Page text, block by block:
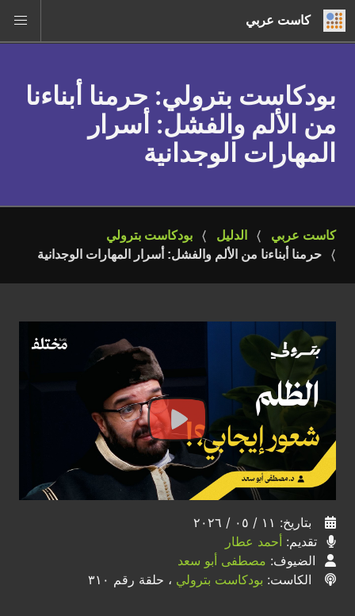
كاست عربي
بودكاست بترولي: حرمنا أبناءنا
من الألم والفشل: أسرار
المهارات الوجدانية
كاست عربي الدليل
بودكاست بترولي
حرمنا أبناءنا من الألم والفشل: أسرار المهارات الوجدانية
بتاريخ: ١١ / ٠٥ / ٢٠٢٦
تقديم: أحمد عطار
الضيوف: مصطفى أبو سعد
الكاست: بودكاست بترولي ، حلقة رقم ٣١٠